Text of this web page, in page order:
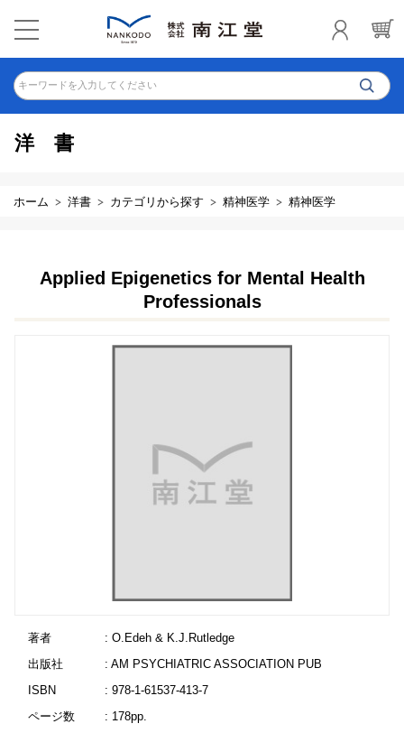
キーワードを入力してください
洋書
ホーム 洋書 カテゴリから探す 精神医学 精神医学
Applied Epigenetics for Mental Health
Professionals
著者
: O.Edeh & K.J.Rutledge
出版社
: AM PSYCHIATRIC ASSOCIATION PUB
ISBN
: 978-1-61537-413-7
ページ数
: 178pp.